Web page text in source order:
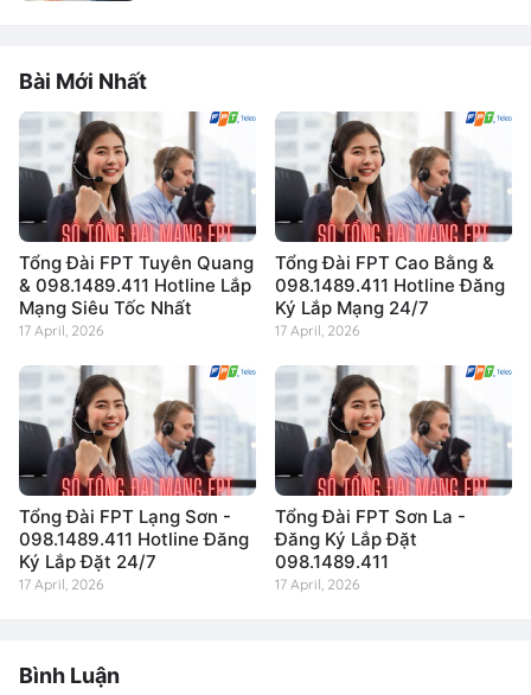
Bài Mới Nhất
Tổng Đài FPT Tuyên Quang
& 098.1489.411 Hotline Lắp
Mạng Siêu Tốc Nhất
17 April, 2026
Tổng Đài FPT Cao Bằng &
098.1489.411 Hotline Đăng
Ký Lắp Mạng 24/7
17 April, 2026
Tổng Đài FPT Lạng Sơn -
098.1489.411 Hotline Đăng
Ký Lắp Đặt 24/7
17 April, 2026
Tổng Đài FPT Sơn La -
Đăng Ký Lắp Đặt
098.1489.411
17 April, 2026
Bình Luận